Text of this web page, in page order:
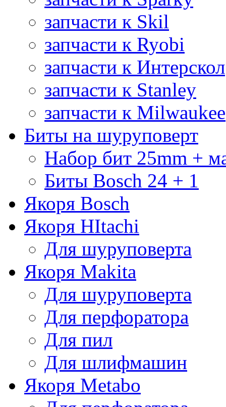
запчасти к Skil
запчасти к Ryobi
запчасти к Интерскол
запчасти к Stanley
запчасти к Milwaukee
Биты на шуруповерт
Набор бит 25mm +
Биты Bosch 24 + 1
Якоря Bosch
Якоря HItachi
Для шуруповерта
Якоря Makita
Для шуруповерта
Для перфоратора
Для пил
Для шлифмашин
Якоря Metabo